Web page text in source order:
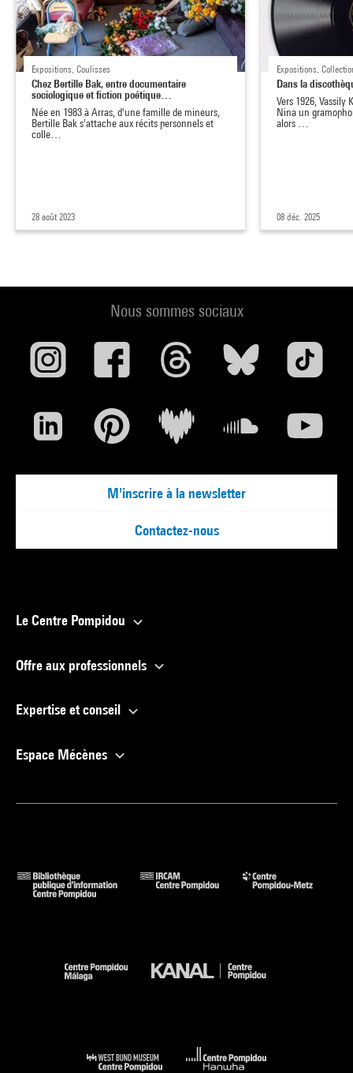
Expositions, Coulisses
Chez Bertille Bak, entre documentaire
sociologique et fiction poétique…
Née en 1983 à Arras, d'une famille de mineurs,
Bertille Bak s'attache aux récits personnels et
colle…
28 août 2023
Expositions,
Dans la
Vers 1926, Vassily
Nina un
alors …
08 déc. 2025
Nous sommes sociaux
M'inscrire à la newsletter
Contactez-nous
Le Centre Pompidou
Offre aux professionnels
Expertise et conseil
Espace Mécènes